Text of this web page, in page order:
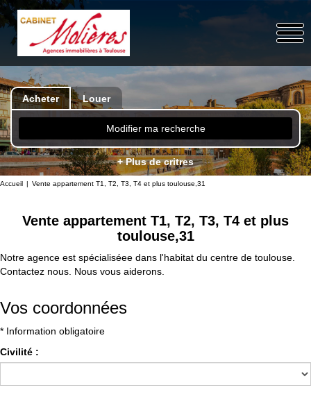
Acheter Louer
Modifier ma recherche
+ Plus de critres
Accueil Vente appartement T1, T2, T3, T4 et plus toulouse,31
Vente appartement T1, T2, T3, T4 et plus
toulouse,31
Notre agence est spécialiséee dans l'habitat du centre de toulouse.
Contactez nous. Nous vous aiderons.
Vos coordonnées
* Information obligatoire
Civilité :